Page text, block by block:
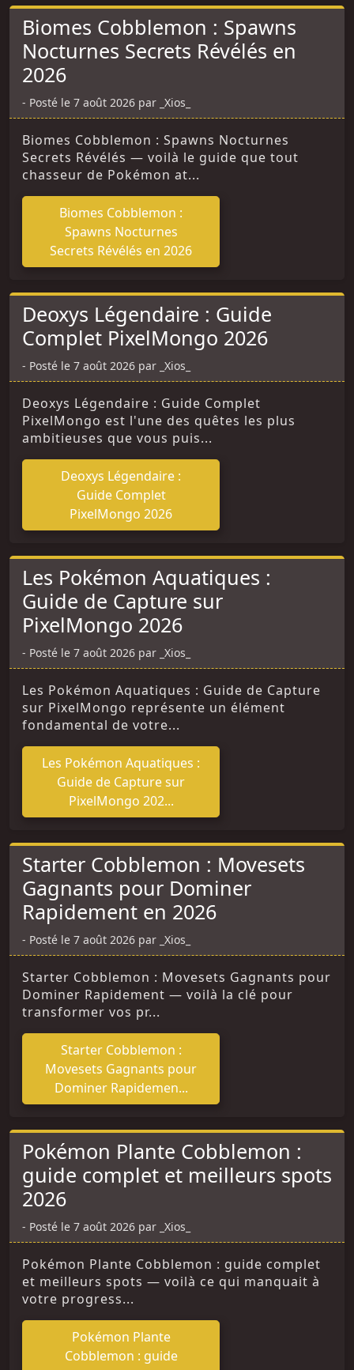
Biomes Cobblemon : Spawns
Nocturnes Secrets Révélés en
2026
Posté le 7 août 2026 par _Xios_
Biomes Cobblemon : Spawns Nocturnes
Secrets Révélés — voilà le guide que tout
chasseur de Pokémon at...
Biomes Cobblemon :
Spawns Nocturnes
Secrets Révélés en 2026
Deoxys Légendaire : Guide
Complet PixelMongo 2026
Posté le 7 août 2026 par _Xios_
Deoxys Légendaire : Guide Complet
PixelMongo est l'une des quêtes les plus
ambitieuses que vous puis...
Deoxys Légendaire :
Guide Complet
PixelMongo 2026
Les Pokémon Aquatiques :
Guide de Capture sur
PixelMongo 2026
Posté le 7 août 2026 par _Xios_
Les Pokémon Aquatiques : Guide de Capture
sur PixelMongo représente un élément
fondamental de votre...
Les Pokémon Aquatiques :
Guide de Capture sur
PixelMongo 202...
Starter Cobblemon : Movesets
Gagnants pour Dominer
Rapidement en 2026
Posté le 7 août 2026 par _Xios_
Starter Cobblemon : Movesets Gagnants pour
Dominer Rapidement — voilà la clé pour
transformer vos pr...
Starter Cobblemon :
Movesets Gagnants pour
Dominer Rapidemen...
Pokémon Plante Cobblemon :
guide complet et meilleurs spots
2026
Posté le 7 août 2026 par _Xios_
Pokémon Plante Cobblemon : guide complet
et meilleurs spots — voilà ce qui manquait à
votre progress...
Pokémon Plante
Cobblemon : guide